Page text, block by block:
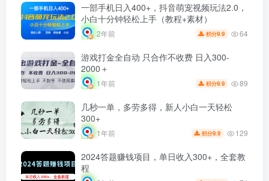
一部手机日入400+，抖音萌宠视频玩法2.0，
小白十分钟轻松上手（教程+素材）
2年前 积分9.9 64
游戏打金全自动 只合作不收费 日入300-
2000＋
1年前 积分9.9 89
几秒一单，多劳多得，新人小白一天轻松
300+
1年前 积分9.9 129
2024答题赚钱项目，单日收入300+，全套教
程